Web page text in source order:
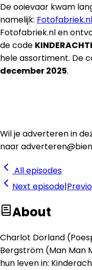
De ooievaar kwam
namelijk: Fotofabriek.nl
Fotofabriek.nl en
de code
hele assortiment. De
december 2025.
Wil je adverteren in
naar
All episodes
Next episode|
About
Charlot Dorland
Bergström (Man Man
hun leven in: